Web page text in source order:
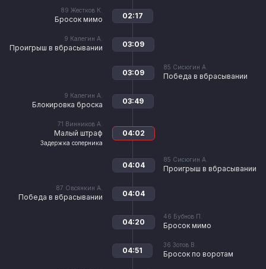
89 Жестков К.
Бросок мимо 02:17
9 Калегин А.
Проигрыш в вбрасывании 03:09
85 Сисюгин А.
Победа в вбрасывании
03:09
9 Калегин А.
Блокировка броска 03:49
71 Винников А.
Малый штраф
Задержка соперника
04:02
85 Сисюгин А.
Проигрыш в вбрасывании
04:04
87 Овсянкин А.
Победа в вбрасывании 04:04
46 Бубнов П.
Бросок мимо
04:20
36 Зотов В.
Бросок по воротам
04:51